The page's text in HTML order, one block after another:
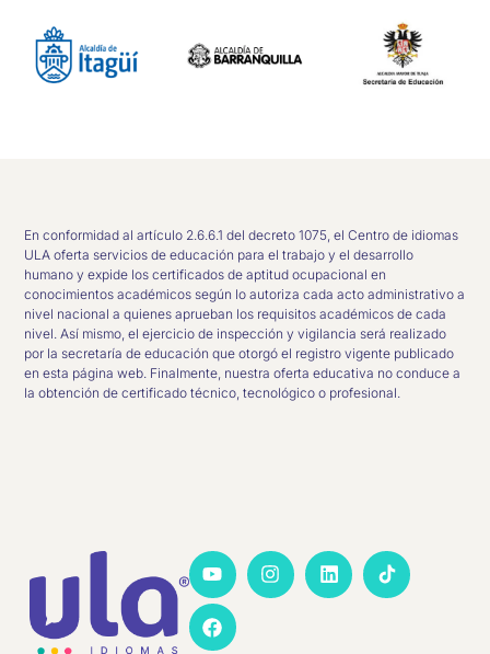
En conformidad al artículo 2.6.6.1 del decreto 1075, el Centro de idiomas
ULA oferta servicios de educación para el trabajo y el desarrollo
humano y expide los certificados de aptitud ocupacional en
conocimientos académicos según lo autoriza cada acto administrativo a
nivel nacional a quienes aprueban los requisitos académicos de cada
nivel. Así mismo, el ejercicio de inspección y vigilancia será realizado
por la secretaría de educación que otorgó el registro vigente publicado
en esta página web. Finalmente, nuestra oferta educativa no conduce a
la obtención de certificado técnico, tecnológico o profesional.